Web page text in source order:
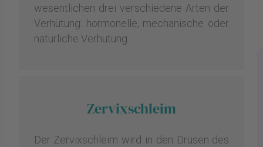
wesentlichen drei verschiedene Arten der
Verhütung: hormonelle, mechanische oder
natürliche Verhütung.
Zervixschleim
Der Zervixschleim wird in den Drüsen des